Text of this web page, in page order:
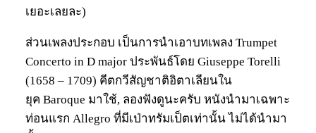
เยอะเลยละ)
ส่วนเพลงประกอบ เป็นการนำเอาบทเพลง Trumpet
Concerto in D major ประพันธ์โดย Giuseppe Torelli
(1658 – 1709) คีตกวีสัญชาติอิตาเลียนใน
ยุค Baroque มาใช้, ลองฟังดูนะครับ หนังนำมาเฉพาะ
ท่อนแรก Allegro ที่มีเป่าทรัมเป็ตเท่านั้น ไม่ได้นำมา